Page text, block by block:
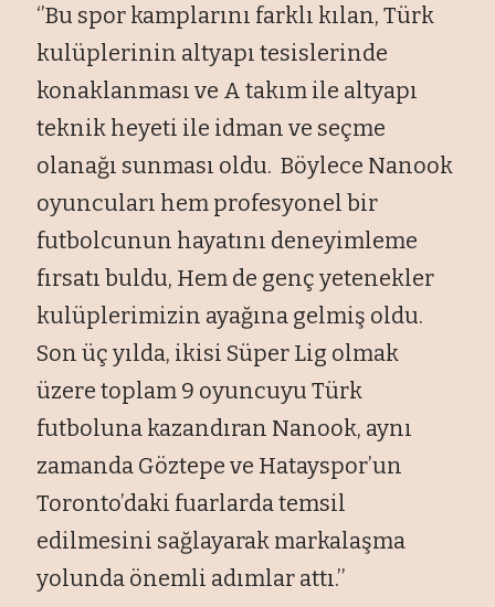
‘’Bu spor kamplarını farklı kılan, Türk
kulüplerinin altyapı tesislerinde
konaklanması ve A takım ile altyapı
teknik heyeti ile idman ve seçme
olanağı sunması oldu. Böylece Nanook
oyuncuları hem profesyonel bir
futbolcunun hayatını deneyimleme
fırsatı buldu, Hem de genç yetenekler
kulüplerimizin ayağına gelmiş oldu.
Son üç yılda, ikisi Süper Lig olmak
üzere toplam 9 oyuncuyu Türk
futboluna kazandıran Nanook, aynı
zamanda Göztepe ve Hatayspor’un
Toronto’daki fuarlarda temsil
edilmesini sağlayarak markalaşma
yolunda önemli adımlar attı.’’